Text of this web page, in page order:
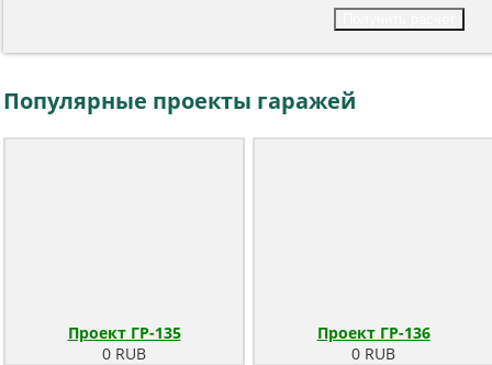
Популярные проекты гаражей
Проект ГР-135
0 RUB
Проект ГР-136
0 RUB